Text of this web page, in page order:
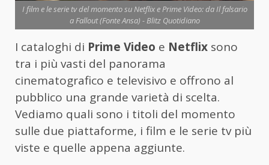
I film e le serie tv del momento su Netflix e Prime Video: da Il falsario
a Fallout (Fonte Ansa) - Blitz Quotidiano
I cataloghi di Prime Video e Netflix sono
tra i più vasti del panorama
cinematografico e televisivo e offrono al
pubblico una grande varietà di scelta.
Vediamo quali sono i titoli del momento
sulle due piattaforme, i film e le serie tv più
viste e quelle appena aggiunte.